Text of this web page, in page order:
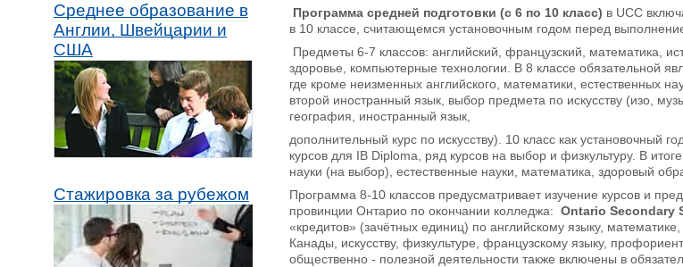
Среднее образование в
Англии, Швейцарии и
США
Стажировка за рубежом
Программа средней подготовки (с 6 по 10 класс) в UCC
в 10 классе, считающемся установочным годом перед
Предметы 6-7 классов: английский, французский, математика,
здоровье, компьютерные технологии. В 8 классе обязательной
где кроме неизменных английского, математики, естественных
второй иностранный язык, выбор предмета по искусству (изо,
география, иностранный язык,
дополнительный курс по искусству). 10 класс как
курсов для IB Diploma, ряд курсов на выбор и физкультуру. В
науки (на выбор), естественные науки, математика, здоровый
Программа 8-10 классов предусматривает изучение курсов и
провинции Онтарио по окончании колледжа: Ontario Secondary
«кредитов» (зачётных единиц) по английскому языку,
Канады, искусству, физкультуре, французскому языку,
общественно - полезной деятельности также включены в